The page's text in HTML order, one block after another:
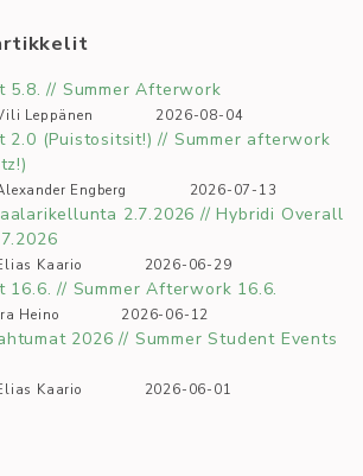
5.8. // Summer Afterwork
Leppänen 2026-08-04
2.0 (Puistositsit!) // Summer afterwork
Engberg 2026-07-13
2.7.2026 // Hybridi Overall
Kaario 2026-06-29
16.6. // Summer Afterwork 16.6.
Heino 2026-06-12
2026 // Summer Student Events
Kaario 2026-06-01